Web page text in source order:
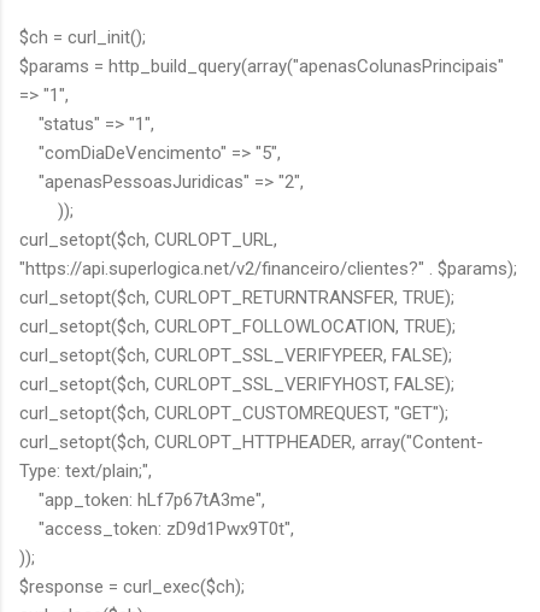
$ch = curl_init();
$params = http_build_query(array("apenasColunasPrincipais"
=> "1",
"status" => "1",
"comDiaDeVencimento" => "5",
"apenasPessoasJuridicas" => "2",
));
curl_setopt($ch, CURLOPT_URL,
"https://api.superlogica.net/v2/financeiro/clientes?" . $params);
curl_setopt($ch, CURLOPT_RETURNTRANSFER, TRUE);
curl_setopt($ch, CURLOPT_FOLLOWLOCATION, TRUE);
curl_setopt($ch, CURLOPT_SSL_VERIFYPEER, FALSE);
curl_setopt($ch, CURLOPT_SSL_VERIFYHOST, FALSE);
curl_setopt($ch, CURLOPT_CUSTOMREQUEST, "GET");
curl_setopt($ch, CURLOPT_HTTPHEADER, array("Content-
Type: text/plain;",
"app_token: hLf7p67tA3me",
"access_token: zD9d1Pwx9T0t",
));
$response = curl_exec($ch);